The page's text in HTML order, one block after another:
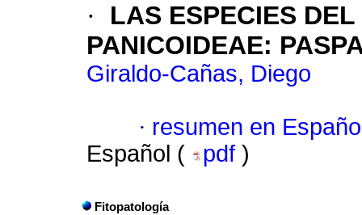
·
LAS ESPECIES
PANICOIDEAE:
Giraldo-Cañas, Diego
· resumen en
Español (
pdf )
Fitopatología